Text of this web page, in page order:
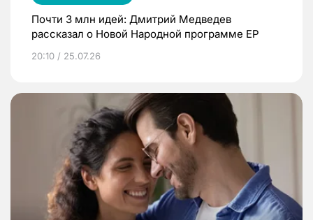
Почти 3 млн идей: Дмитрий Медведев
рассказал о Новой Народной программе ЕР
20:10 / 25.07.26